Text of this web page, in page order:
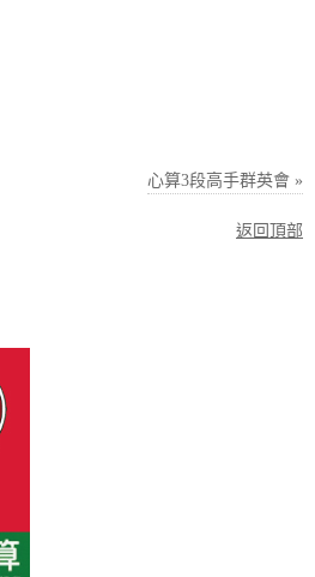
心算3段高手群英會 »
返回頂部